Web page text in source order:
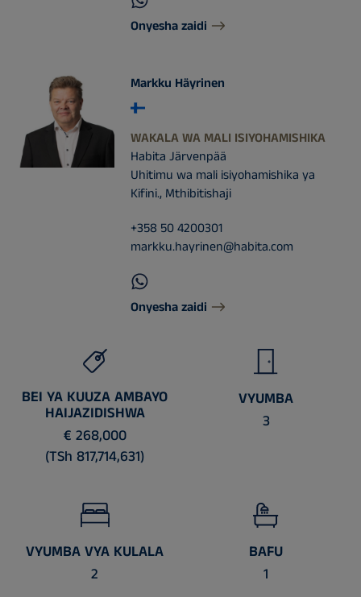
Onyesha zaidi
Markku Häyrinen
WAKALA WA MALI ISIYOHAMISHIKA
Habita Järvenpää
Uhitimu wa mali isiyohamishika ya
Kifini., Mthibitishaji
+358 50 4200301
markku.hayrinen@habita.com
Onyesha zaidi
BEI YA KUUZA AMBAYO
HAIJAZIDISHWA
€ 268,000
(TSh 817,714,631)
VYUMBA
3
VYUMBA VYA KULALA
2
BAFU
1